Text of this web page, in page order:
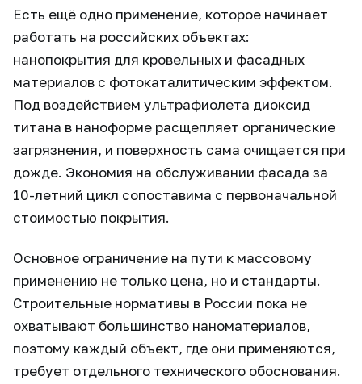
Есть ещё одно применение, которое начинает
работать на российских объектах:
нанопокрытия для кровельных и фасадных
материалов с фотокаталитическим эффектом.
Под воздействием ультрафиолета диоксид
титана в наноформе расщепляет органические
загрязнения, и поверхность сама очищается при
дожде. Экономия на обслуживании фасада за
10-летний цикл сопоставима с первоначальной
стоимостью покрытия.
Основное ограничение на пути к массовому
применению не только цена, но и стандарты.
Строительные нормативы в России пока не
охватывают большинство наноматериалов,
поэтому каждый объект, где они применяются,
требует отдельного технического обоснования.